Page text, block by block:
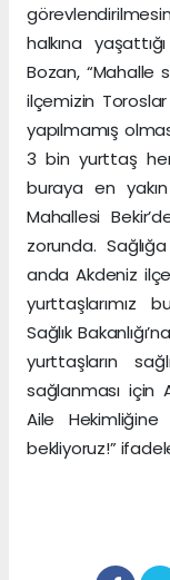
halkına
Bozan, “Mahalle
ilçemizin
yapılmamış
3 bin yurttaş
buraya en
Mahallesi
zorunda.
anda Akdeniz
yurttaşlarımız
Sağlık
yurttaşların
sağlanması için
Aile Hekimliğine
bekliyoruz!”